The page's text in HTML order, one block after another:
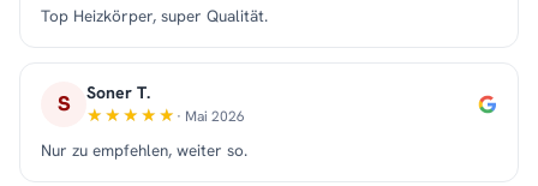
Top Heizkörper, super Qualität.
S Soner T.
· Mai 2026
Nur zu empfehlen, weiter so.